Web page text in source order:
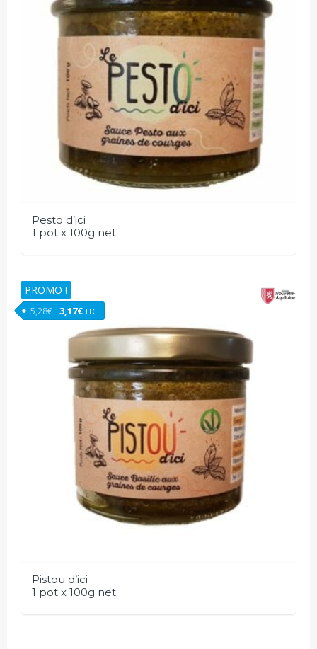
Pesto d’ici
1 pot x 100g net
PROMO !
Pistou d’ici
1 pot x 100g net
5,28€ Le prix initial était : 5,28€.
3,17€Le prix actuel est : 3,17€.
TTC